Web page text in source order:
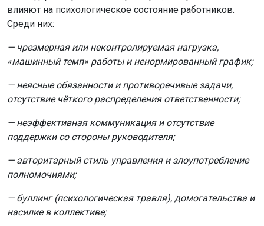
влияют на психологическое состояние работников.
Среди них:
— чрезмерная или неконтролируемая нагрузка,
«машинный темп» работы и ненормированный график;
— неясные обязанности и противоречивые задачи,
отсутствие чёткого распределения ответственности;
— неэффективная коммуникация и отсутствие
поддержки со стороны руководителя;
— авторитарный стиль управления и злоупотребление
полномочиями;
— буллинг (психологическая травля), домогательства и
насилие в коллективе;